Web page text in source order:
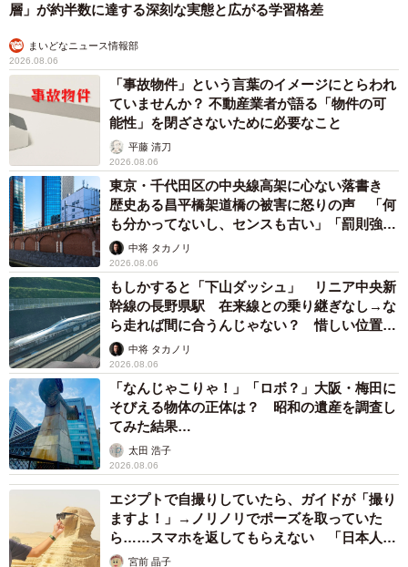
層」が約半数に達する深刻な実態と広がる学習格差
まいどなニュース情報部
2026.08.06
「事故物件」という言葉のイメージにとらわれ
ていませんか？ 不動産業者が語る「物件の可
能性」を閉ざさないために必要なこと
平藤 清刀
2026.08.06
東京・千代田区の中央線高架に心ない落書き
歴史ある昌平橋架道橋の被害に怒りの声 「何
も分かってないし、センスも古い」「罰則強化
して」中将 タカノリ
2026.08.06
もしかすると「下山ダッシュ」 リニア中央新
幹線の長野県駅 在来線との乗り継ぎなし→な
ら走れば間に合うんじゃない？ 惜しい位置関
係が反響
中将 タカノリ
2026.08.06
「なんじゃこりゃ！」「ロボ？」大阪・梅田に
そびえる物体の正体は？ 昭和の遺産を調査し
てみた結果…
太田 浩子
2026.08.06
エジプトで自撮りしていたら、ガイドが「撮り
ますよ！」→ノリノリでポーズを取っていた
ら……スマホを返してもらえない 「日本人は
カモ代表かも」「私は6時間で3万円払った」
宮前 晶子